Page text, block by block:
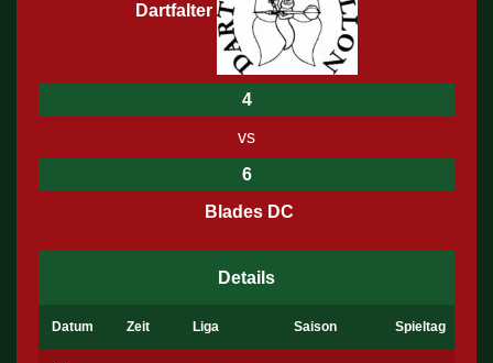
Dartfalter
4
vs
6
Blades DC
Details
Datum Zeit Liga Saison Spieltag